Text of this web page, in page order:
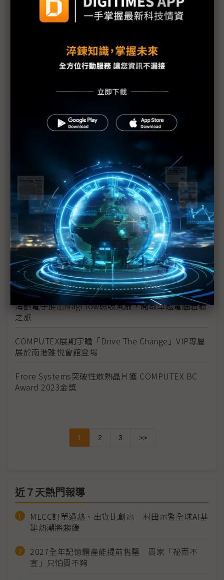
ChatGPT與NVIDIA齊推動！AI生態火熱成供應鏈運轉
記憶體模組廠亮出壓箱寶 搶攻AI高效儲存商機
AI推波智慧應用浪潮 IPC業者參展兩種面貌
Ambient Photonics室內光源太陽能電池啟動太陽能
ESG成為企業轉型引擎的趨勢與挑戰
齊聚一堂 共同引爆AI
技鋼科技聚焦高速運算市場 COMPUTEX三大主軸展
示強大技術能量
高速傳輸需求不斷擴大 威鋒USB4裝置晶片掌握先行
者商機
義大利新創企業參展InnoVEX
TSLG耐落集團布局亞洲強化國際供應量能
海韻電子推出MagFlow磁吸風扇，開啟卓越電腦體驗
之旅
COMPUTEX展期宇瞻「Drive The Change」VIP專屬
展於南港雅悅會館登場
Frore Systems突破性散熱晶片獲 COMPUTEX BC
Award 2023金獎
1 2 3 >>
近７天熱門報導
MLCC訂單過熱、出貨比創高 村田示警全球AI基
建熱潮將趨緩
2027全年記憶體產能提前售罄 買家「祕而不
宣」只怕買不夠